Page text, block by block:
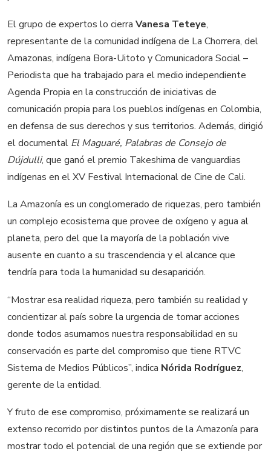
El grupo de expertos lo cierra Vanesa Teteye,
representante de la comunidad indígena de La Chorrera, del
Amazonas, indígena Bora-Uitoto y Comunicadora Social –
Periodista que ha trabajado para el medio independiente
Agenda Propia en la construcción de iniciativas de
comunicación propia para los pueblos indígenas en Colombia,
en defensa de sus derechos y sus territorios. Además, dirigió
el documental El Maguaré, Palabras de Consejo de
Dújdulli, que ganó el premio Takeshima de vanguardias
indígenas en el XV Festival Internacional de Cine de Cali.
La Amazonía es un conglomerado de riquezas, pero también
un complejo ecosistema que provee de oxígeno y agua al
planeta, pero del que la mayoría de la población vive
ausente en cuanto a su trascendencia y el alcance que
tendría para toda la humanidad su desaparición.
“Mostrar esa realidad riqueza, pero también su realidad y
concientizar al país sobre la urgencia de tomar acciones
donde todos asumamos nuestra responsabilidad en su
conservación es parte del compromiso que tiene RTVC
Sistema de Medios Públicos”, indica Nórida Rodríguez,
gerente de la entidad.
Y fruto de ese compromiso, próximamente se realizará un
extenso recorrido por distintos puntos de la Amazonía para
mostrar todo el potencial de una región que se extiende por